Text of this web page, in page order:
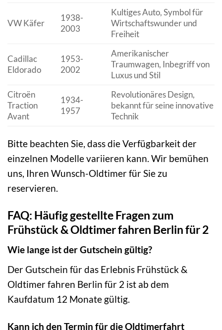
VW Käfer
1938-
2003
Kultiges Auto, Symbol für
Wirtschaftswunder und
Freiheit
Cadillac
Eldorado
1953-
2002
Amerikanischer
Traumwagen, Inbegriff von
Luxus und Stil
Citroën
Traction
Avant
1934-
1957
Revolutionäres Design,
bekannt für seine innovative
Technik
Bitte beachten Sie, dass die Verfügbarkeit der
einzelnen Modelle variieren kann. Wir bemühen
uns, Ihren Wunsch-Oldtimer für Sie zu
reservieren.
FAQ: Häufig gestellte Fragen zum
Frühstück & Oldtimer fahren Berlin für 2
Wie lange ist der Gutschein gültig?
Der Gutschein für das Erlebnis Frühstück &
Oldtimer fahren Berlin für 2 ist ab dem
Kaufdatum 12 Monate gültig.
Kann ich den Termin für die Oldtimerfahrt